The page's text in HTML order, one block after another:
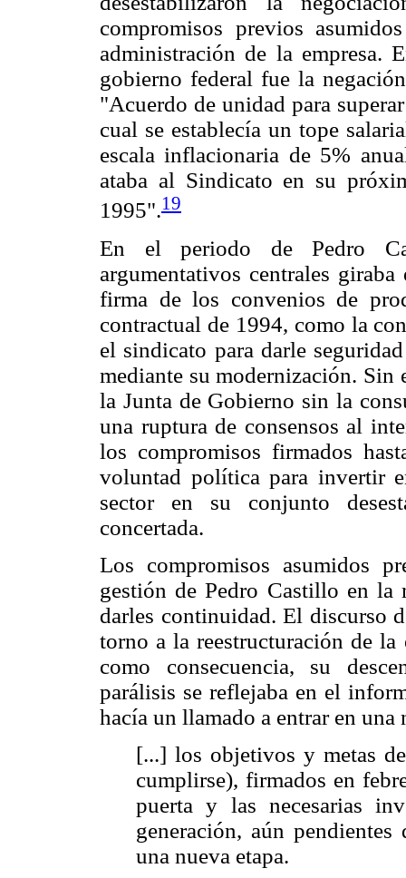
compromisos previos
administración de la empresa.
gobierno federal fue la
"Acuerdo de unidad para
cual se establecía un tope
escala inflacionaria de 5%
ataba al Sindicato en su
1995".19
En el periodo de Pedro
argumentativos centrales
firma de los convenios de
contractual de 1994, como la
el sindicato para darle
mediante su modernización.
la Junta de Gobierno sin la
una ruptura de consensos al
los compromisos firmados
voluntad política para invertir
sector en su conjunto
concertada.
Los compromisos asumidos
gestión de Pedro Castillo en la
darles continuidad. El discurso
torno a la reestructuración de la
como consecuencia, su
parálisis se reflejaba en el
hacía un llamado a entrar en una
[...] los objetivos y metas
cumplirse), firmados en
puerta y las necesarias
generación, aún
una nueva etapa.